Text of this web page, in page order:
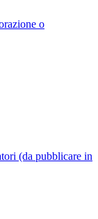
o
(da pubblicare in